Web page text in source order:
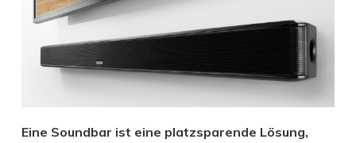
Eine Soundbar ist eine platzsparende Lösung,